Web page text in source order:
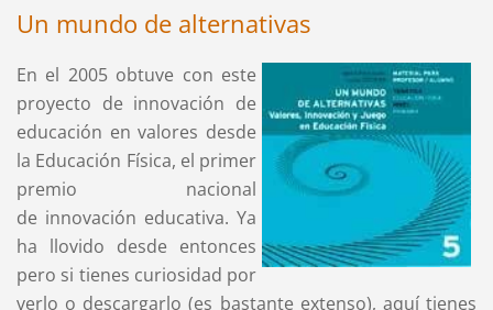
Un mundo de alternativas
En el 2005 obtuve con este
proyecto de innovación de
educación en valores desde
la Educación Física, el primer
premio nacional
de innovación educativa. Ya
ha llovido desde entonces
pero si tienes curiosidad por
verlo o descargarlo (es bastante extenso), aquí tienes